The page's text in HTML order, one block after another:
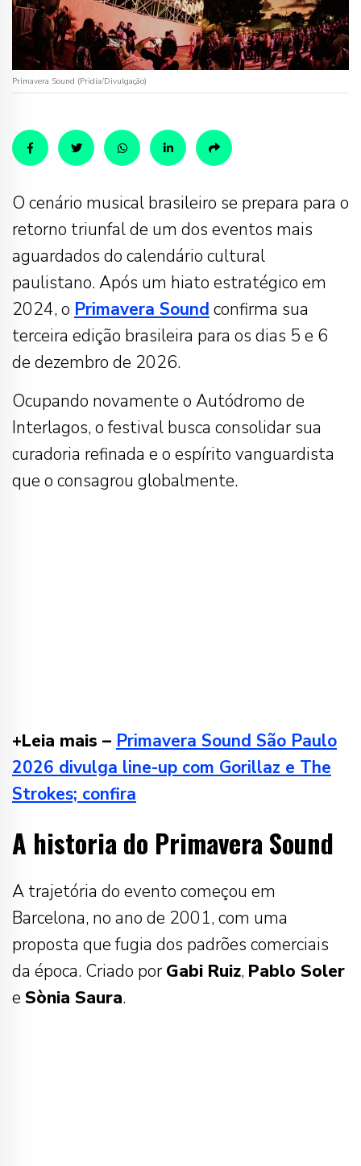
Primavera Sound (Pridia/Divulgação)
O cenário musical brasileiro se prepara para o
retorno triunfal de um dos eventos mais
aguardados do calendário cultural
paulistano. Após um hiato estratégico em
2024, o Primavera Sound confirma sua
terceira edição brasileira para os dias 5 e 6
de dezembro de 2026.
Ocupando novamente o Autódromo de
Interlagos, o festival busca consolidar sua
curadoria refinada e o espírito vanguardista
que o consagrou globalmente.
+Leia mais – Primavera Sound São Paulo
2026 divulga line-up com Gorillaz e The
Strokes; confira
A historia do Primavera Sound
A trajetória do evento começou em
Barcelona, no ano de 2001, com uma
proposta que fugia dos padrões comerciais
da época. Criado por Gabi Ruiz, Pablo Soler
e Sònia Saura.